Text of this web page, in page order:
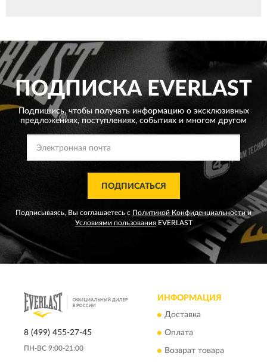
ПОДПИСКАEVERLAST
Подпишись, чтобы получать информацию о эксклюзивных
предложениях, поступлениях, событиях и многом другом
ПОДПИСАТЬСЯ
Подписываясь, Вы соглашаетесь с Политикой Конфиденциальности и
Условиями пользованияEVERLAST
8 (499) 455-27-45
ПН-ВС 9:00-21:00
ИНФОРМАЦИЯ
Доставка
Оплата
Возврат товара